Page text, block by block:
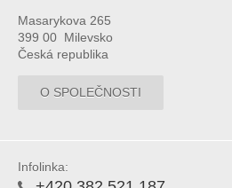
Masarykova 265
399 00 Milevsko
Česká republika
O SPOLEČNOSTI
Infolinka: